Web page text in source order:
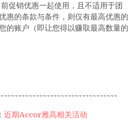
促销优惠一起使用，且不适用于团
惠的条款与条件，则仅有最高优惠的
的账户（即让您得以赚取最高数量的
近期Accor雅高相关活动